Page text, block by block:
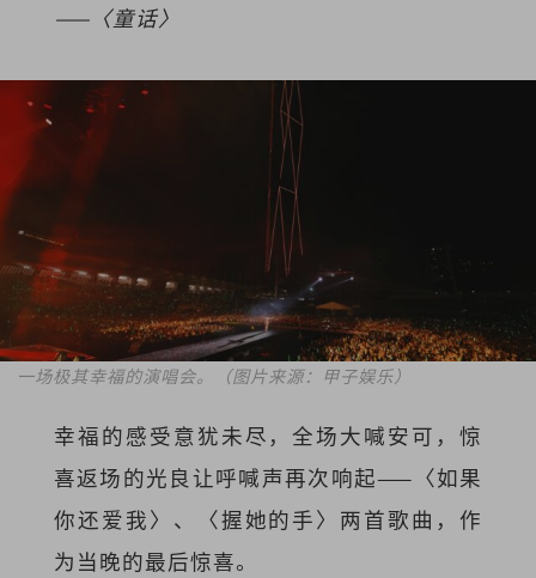
——〈童话〉
一场极其幸福的演唱会。（图片来源：甲子娱乐）
幸福的感受意犹未尽，全场大喊安可，惊
喜返场的光良让呼喊声再次响起——〈如果
你还爱我〉、〈握她的手〉两首歌曲，作
为当晚的最后惊喜。